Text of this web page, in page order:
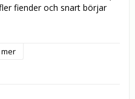
fiender och snart börjar
och fall i 1970-talets